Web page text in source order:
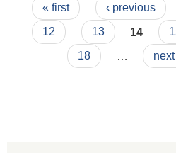
Pages
« first ‹ previous
12
13 14
18
next